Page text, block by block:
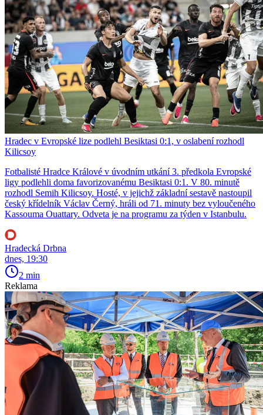
Hradec v Evropské lize podlehl Besiktasi 0:1, v oslabení rozhodl
Kilicsoy
Fotbalisté Hradce Králové v úvodním utkání 3. předkola Evropské
ligy podlehli doma favorizovanému Besiktasi 0:1. V 80. minutě
rozhodl Semih Kilicsoy. Hosté, v jejichž základní sestavě nastoupil
český křídelník Václav Černý, hráli od 71. minuty bez vyloučeného
Kassouma Ouattary. Odveta je na programu za týden v Istanbulu.
Hradecká Drbna
dnes, 19:30
2 min
Reklama